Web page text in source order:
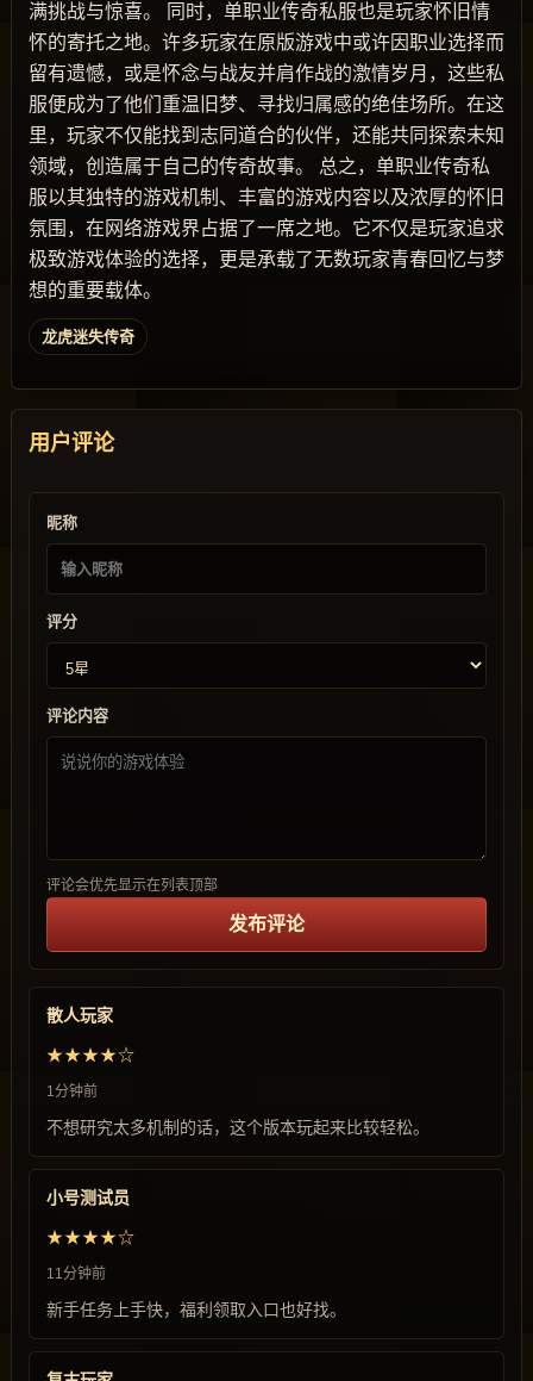
满挑战与惊喜。 同时，单职业传奇私服也是玩家怀旧情
怀的寄托之地。许多玩家在原版游戏中或许因职业选择而
留有遗憾，或是怀念与战友并肩作战的激情岁月，这些私
服便成为了他们重温旧梦、寻找归属感的绝佳场所。在这
里，玩家不仅能找到志同道合的伙伴，还能共同探索未知
领域，创造属于自己的传奇故事。 总之，单职业传奇私
服以其独特的游戏机制、丰富的游戏内容以及浓厚的怀旧
氛围，在网络游戏界占据了一席之地。它不仅是玩家追求
极致游戏体验的选择，更是承载了无数玩家青春回忆与梦
想的重要载体。
龙虎迷失传奇
用户评论
昵称
评分
评论内容
评论会优先显示在列表顶部
发布评论
散人玩家
★★★★☆
1分钟前
不想研究太多机制的话，这个版本玩起来比较轻松。
小号测试员
★★★★☆
11分钟前
新手任务上手快，福利领取入口也好找。